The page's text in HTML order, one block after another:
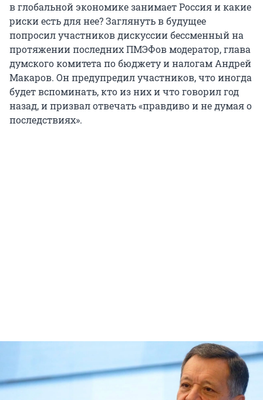
в глобальной экономике занимает Россия и какие
риски есть для нее? Заглянуть в будущее
попросил участников дискуссии бессменный на
протяжении последних ПМЭФов модератор, глава
думского комитета по бюджету и налогам Андрей
Макаров. Он предупредил участников, что иногда
будет вспоминать, кто из них и что говорил год
назад, и призвал отвечать «правдиво и не думая о
последствиях».